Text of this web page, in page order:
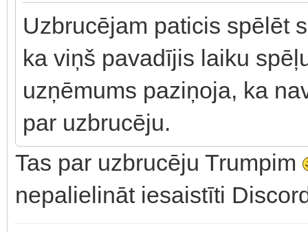
Uzbrucējam paticis spēlēt
ka viņš pavadījis laiku
uzņēmums paziņoja, ka
par uzbrucēju.
Tas par uzbrucēju Trumpim
nepalielināt iesaistīti